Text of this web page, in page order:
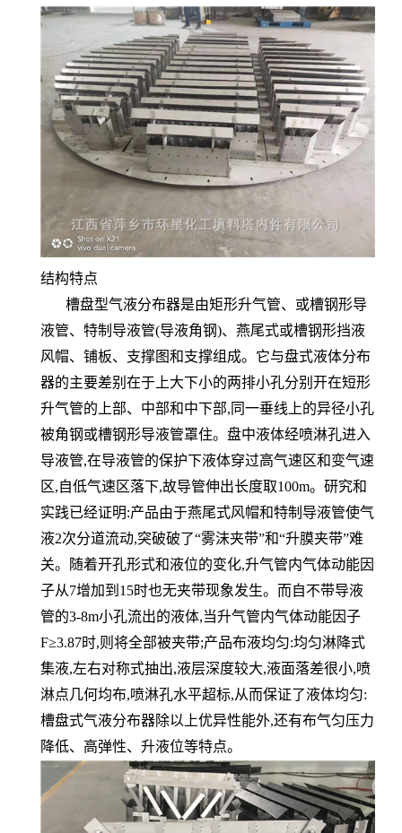
结构特点
槽盘型气液分布器是由矩形升气管、或槽钢形导
液管、特制导液管(导液角钢)、燕尾式或槽钢形挡液
风帽、铺板、支撑图和支撑组成。它与盘式液体分布
器的主要差别在于上大下小的两排小孔分别开在短形
升气管的上部、中部和中下部,同一垂线上的异径小孔
被角钢或槽钢形导液管罩住。盘中液体经喷淋孔进入
导液管,在导液管的保护下液体穿过高气速区和变气速
区,自低气速区落下,故导管伸出长度取100m。研究和
实践已经证明:产品由于燕尾式风帽和特制导液管使气
液2次分道流动,突破破了“雾沫夹带”和“升膜夹带”难
关。随着开孔形式和液位的变化,升气管内气体动能因
子从7增加到15时也无夹带现象发生。而自不带导液
管的3-8m小孔流出的液体,当升气管内气体动能因子
F≥3.87时,则将全部被夹带;产品布液均匀:均匀淋降式
集液,左右对称式抽出,液层深度较大,液面落差很小,喷
淋点几何均布,喷淋孔水平超标,从而保证了液体均匀:
槽盘式气液分布器除以上优异性能外,还有布气匀压力
降低、高弹性、升液位等特点。